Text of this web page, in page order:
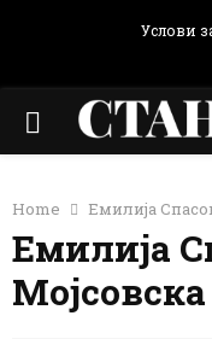
Услови
PRIMARY
Home Емилија
Емилија
Мојсовска